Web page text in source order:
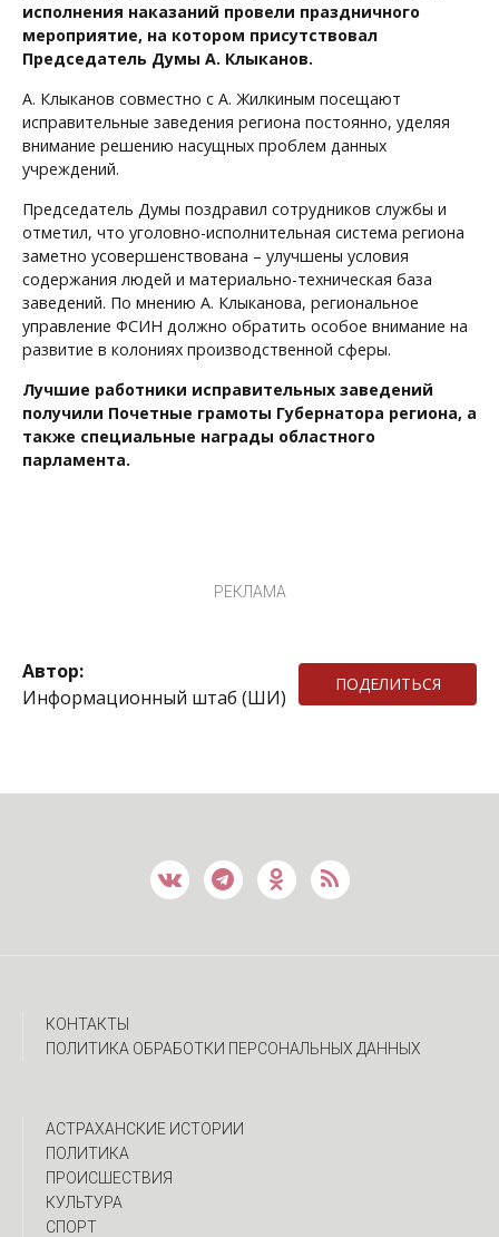
исполнения наказаний провели праздничного
мероприятие, на котором присутствовал
Председатель Думы А. Клыканов.
А. Клыканов совместно с А. Жилкиным посещают
исправительные заведения региона постоянно, уделяя
внимание решению насущных проблем данных
учреждений.
Председатель Думы поздравил сотрудников службы и
отметил, что уголовно-исполнительная система региона
заметно усовершенствована – улучшены условия
содержания людей и материально-техническая база
заведений. По мнению А. Клыканова, региональное
управление ФСИН должно обратить особое внимание на
развитие в колониях производственной сферы.
Лучшие работники исправительных заведений
получили Почетные грамоты Губернатора региона, а
также специальные награды областного
парламента.
РЕКЛАМА
Автор:
Информационный штаб (ШИ)
ПОДЕЛИТЬСЯ
КОНТАКТЫ
ПОЛИТИКА ОБРАБОТКИ ПЕРСОНАЛЬНЫХ ДАННЫХ
АСТРАХАНСКИЕ ИСТОРИИ
ПОЛИТИКА
ПРОИСШЕСТВИЯ
КУЛЬТУРА
СПОРТ